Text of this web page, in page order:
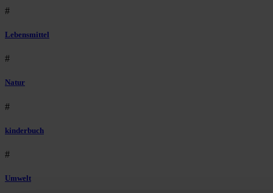
#
Lebensmittel
#
Natur
#
kinderbuch
#
Umwelt